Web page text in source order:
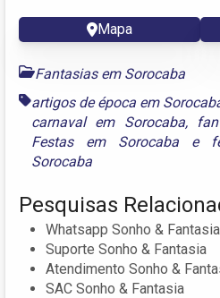
Mapa
Fantasias em Sorocaba
artigos de época em
carnaval em Sorocaba,
Festas em Sorocaba e
Sorocaba
Pesquisas
Whatsapp Sonho & Fantasia
Suporte Sonho & Fantasia
Atendimento Sonho &
SAC Sonho & Fantasia